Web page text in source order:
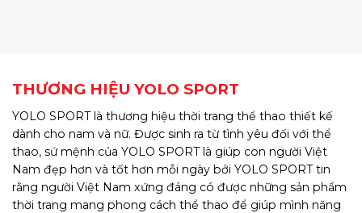
THƯƠNG HIỆU YOLO SPORT
YOLO SPORT là thương hiệu thời trang thể thao thiết kế
dành cho nam và nữ. Được sinh ra từ tình yêu đối với thể
thao, sứ mệnh của YOLO SPORT là giúp con người Việt
Nam đẹp hơn và tốt hơn mỗi ngày bởi YOLO SPORT tin
rằng người Việt Nam xứng đáng có được những sản phẩm
thời trang mang phong cách thể thao để giúp mình năng